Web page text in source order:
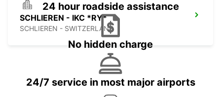
SCHLIEREN - IKC *RY*
SCHLIEREN - SWITZERLAND
24 hour roadside assistance
No hidden charge
24/7 service in most major airports